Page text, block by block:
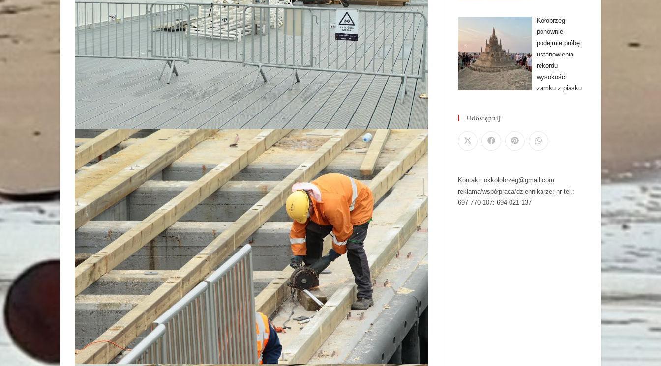
Kołobrzeg
ponownie
podejmie próbę
ustanowienia
rekordu
wysokości
zamku z piasku
Udostępnij
Kontakt: okkolobrzeg@gmail.com
reklama/współpraca/dziennikarze: nr tel.:
697 770 107: 694 021 137